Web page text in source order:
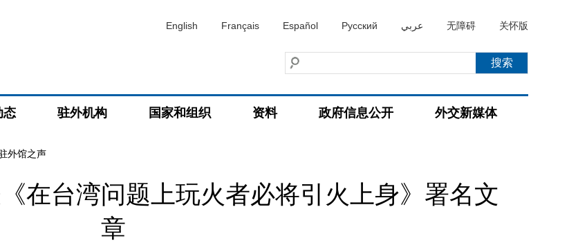
English Français Español Русский عربي 无障碍 关怀版
态 驻外机构 国家和组织 资料 政府信息公开 外交新媒体
外馆之声
在台湾问题上玩火者必将引火上身》署名文
章